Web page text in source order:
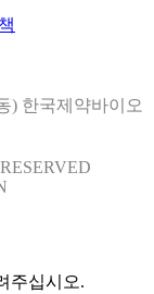
) 한국제약바이오
주십시오.